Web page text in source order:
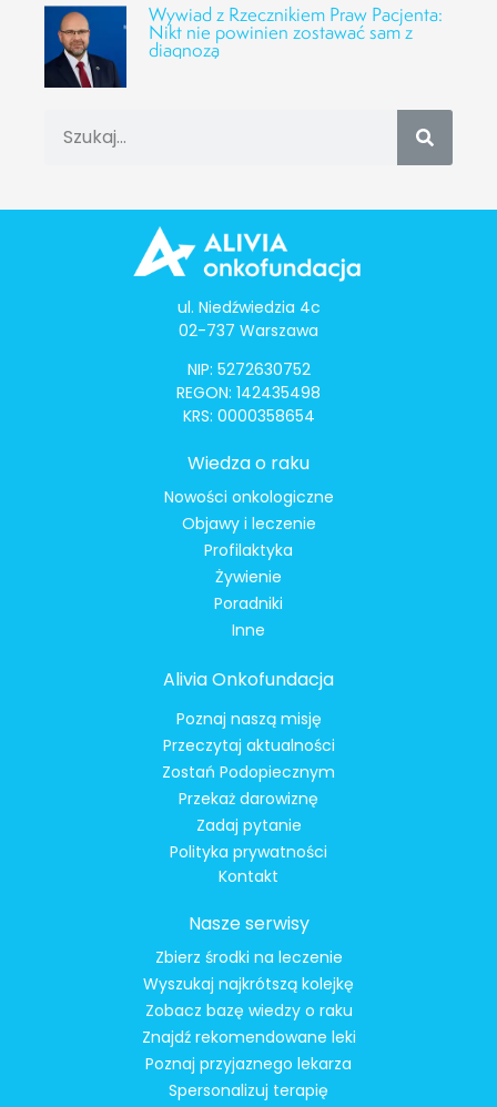
Wywiad z Rzecznikiem Praw Pacjenta:
Nikt nie powinien zostawać sam z
diagnozą
ul. Niedźwiedzia 4c
02-737 Warszawa
NIP: 5272630752
REGON: 142435498
KRS: 0000358654
Wiedza o raku
Nowości onkologiczne
Objawy i leczenie
Profilaktyka
Żywienie
Poradniki
Inne
Alivia Onkofundacja
Poznaj naszą misję
Przeczytaj aktualności
Zostań Podopiecznym
Przekaż darowiznę
Zadaj pytanie
Polityka prywatności
Kontakt
Nasze serwisy
Zbierz środki na leczenie
Wyszukaj najkrótszą kolejkę
Zobacz bazę wiedzy o raku
Znajdź rekomendowane leki
Poznaj przyjaznego lekarza
Spersonalizuj terapię